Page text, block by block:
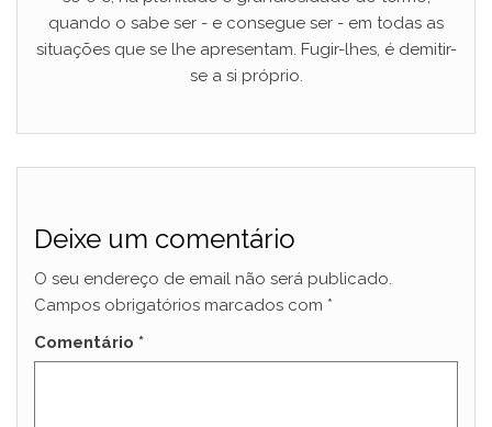
quando o sabe ser - e consegue ser - em todas as
situações que se lhe apresentam. Fugir-lhes, é demitir-
se a si próprio.
Deixe um comentário
O seu endereço de email não será publicado.
Campos obrigatórios marcados com *
Comentário *